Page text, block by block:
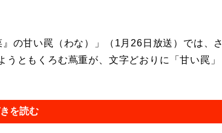
の甘い罠（わな）」（1月26日放送）では、さ
ともくろむ蔦重が、文字どおりに「甘い罠」
を読む